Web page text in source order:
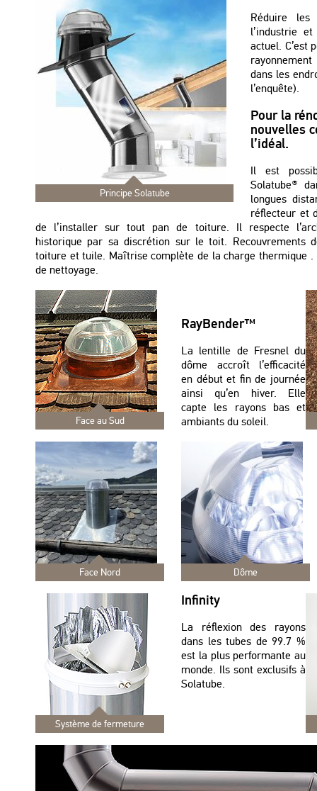
Principe Solatube
Réduire les
l’industrie
actuel. C’est
dans les
l’enquête).
Pour la
nouvelles
l’idéal.
Il est
Solatube®
longues
réflecteur et
de l’installer sur tout pan de toiture. Il respecte
historique par sa discrétion sur le toit. Recouvrements
toiture et tuile. Maîtrise complète de la charge thermique .
de nettoyage.
Face au Sud
Face Nord
RayBender™
La lentille de Fresnel du
dôme accroît l’efficacité
en début et fin de journée
ainsi qu’en hiver. Elle
capte les rayons bas et
ambiants du soleil.
Dôme
Système de fermeture
Infinity
La réflexion des rayons
dans les tubes de 99.7 %
est la plus performante au
monde. Ils sont exclusifs à
Solatube.